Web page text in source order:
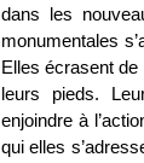
dans les
monumentales
Elles écrasent
leurs pieds.
enjoindre à
qui elles